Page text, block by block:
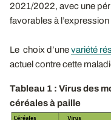
2021/2022, avec une
favorables à
Le choix d’unevariété
actuel contre cette
Tableau 1 : Virus des
céréales à paille